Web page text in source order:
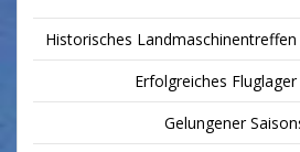
Historisches
Erfolgreiches
Gelungener